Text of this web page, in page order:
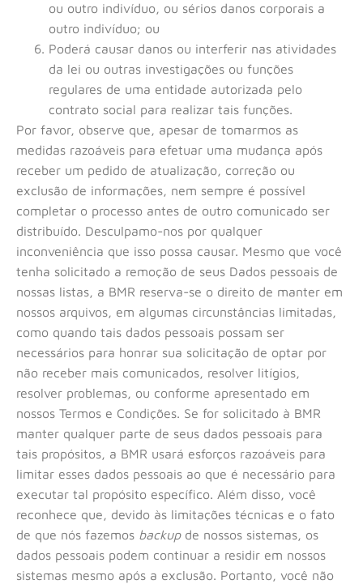
ou outro indivíduo, ou sérios danos corporais a
outro indivíduo; ou
Poderá causar danos ou interferir nas atividades
da lei ou outras investigações ou funções
regulares de uma entidade autorizada pelo
contrato social para realizar tais funções.
Por favor, observe que, apesar de tomarmos as
medidas razoáveis para efetuar uma mudança após
receber um pedido de atualização, correção ou
exclusão de informações, nem sempre é possível
completar o processo antes de outro comunicado ser
distribuído. Desculpamo-nos por qualquer
inconveniência que isso possa causar. Mesmo que você
tenha solicitado a remoção de seus Dados pessoais de
nossas listas, a BMR reserva-se o direito de manter em
nossos arquivos, em algumas circunstâncias limitadas,
como quando tais dados pessoais possam ser
necessários para honrar sua solicitação de optar por
não receber mais comunicados, resolver litígios,
resolver problemas, ou conforme apresentado em
nossos Termos e Condições. Se for solicitado à BMR
manter qualquer parte de seus dados pessoais para
tais propósitos, a BMR usará esforços razoáveis para
limitar esses dados pessoais ao que é necessário para
executar tal propósito específico. Além disso, você
reconhece que, devido às limitações técnicas e o fato
de que nós fazemos backupde nossos sistemas, os
dados pessoais podem continuar a residir em nossos
sistemas mesmo após a exclusão. Portanto, você não